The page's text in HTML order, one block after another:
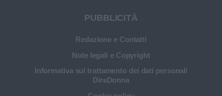
PUBBLICITÀ
Redazione e Contatti
Note legali e Copyright
Informativa sul trattamento dei dati personali
DireDonna